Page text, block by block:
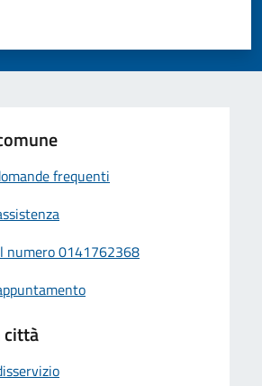
5 stelle su 5
stelle su 5
su 5
5
frequenti
numero 0141762368
città